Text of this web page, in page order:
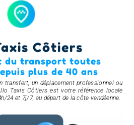
Côtiers
du transport toutes
plus de 40 ans
transfert, un déplacement professionnel ou
Taxis Côtiers est votre référence locale
24 et 7j/7, au départ de la côte vendéenne.